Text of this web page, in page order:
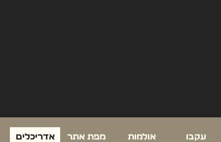
עקבו
אולמות
מפת אתר
אדריכלים